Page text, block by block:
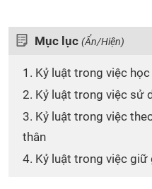
Mục lục (Ẩn/Hiện)
1. Kỷ luật trong việc
2. Kỷ luật trong việc sử
3. Kỷ luật trong việc
thân
4. Kỷ luật trong việc giữ